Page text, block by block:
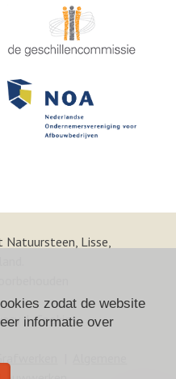
Lisse,
|Cookies
zodat de website
informatie over